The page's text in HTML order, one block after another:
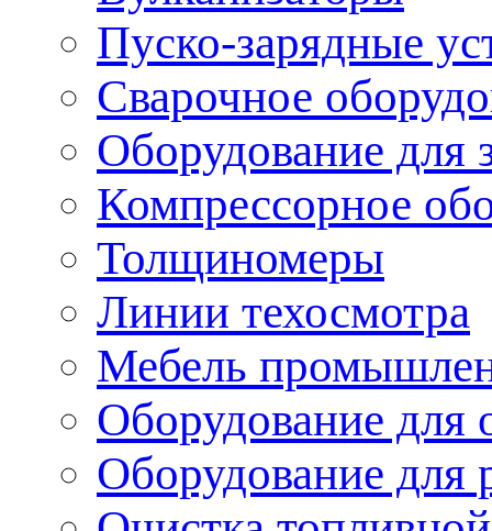
Пуско-зарядные
Сварочное
Оборудование для
Компрессорное
Толщиномеры
Линии техосмотра
Мебель
Оборудование для
Оборудование для